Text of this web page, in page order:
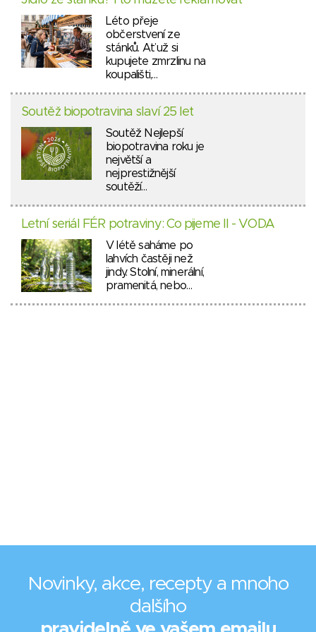
Léto přeje
občerstvení ze
stánků. Ať už si
kupujete zmrzlinu na
koupališti,…
Soutěž biopotravina slaví 25 let
Soutěž Nejlepší
biopotravina roku je
největší a
nejprestižnější
soutěží…
Letní seriál FÉR potraviny: Co pijeme II - VODA
V létě saháme po
lahvích častěji než
jindy. Stolní, minerální,
pramenitá, nebo…
Novinky, akce, recepty a mnoho
dalšího